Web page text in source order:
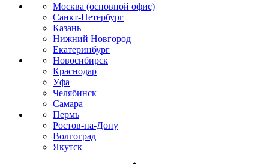
Москва (основной офис)
Санкт-Петербург
Казань
Нижний Новгород
Екатеринбург
Новосибирск
Краснодар
Уфа
Челябинск
Самара
Пермь
Ростов-на-Дону
Волгоград
Якутск